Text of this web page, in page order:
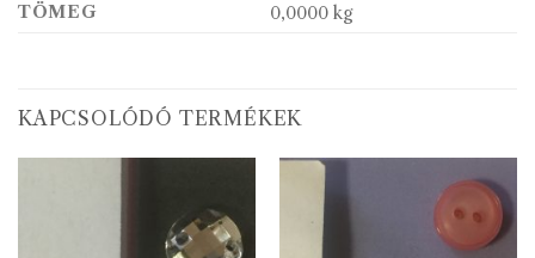
TÖMEG 0,0000 kg
KAPCSOLÓDÓ TERMÉKEK